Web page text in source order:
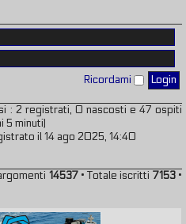
Ricordami
: 2 registrati, 0 nascosti e 47 ospiti
5 minuti)
il 14 ago 2025, 14:40
14537• Totale iscritti 7153•